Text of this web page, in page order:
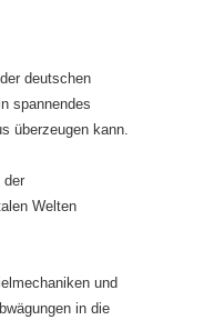
deutschen
spannendes
überzeugen kann.
der
Welten
und
in die